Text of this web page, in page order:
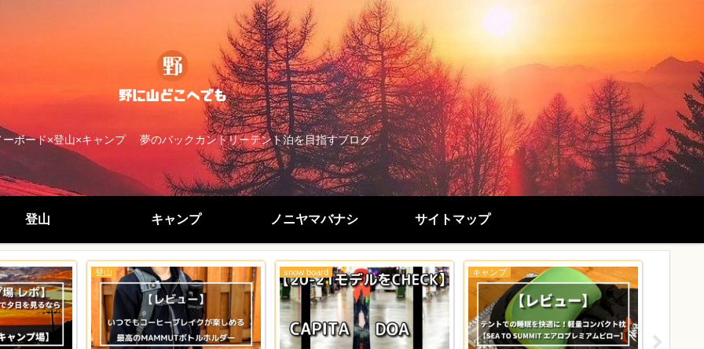
ーボード×登山×キャンプ 夢のバックカントリーテント泊を目指すブログ
登山 キャンプ ノニヤマバナシ サイトマップ
登山 snow board キャンプ